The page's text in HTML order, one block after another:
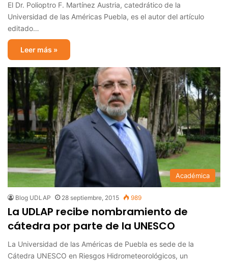
El Dr. Polioptro F. Martínez Austria, catedrático de la
Universidad de las Américas Puebla, es el autor del artículo
editado…
Leer más »
Académica
Blog UDLAP 28 septiembre, 2015 989
La UDLAP recibe nombramiento de
cátedra por parte de la UNESCO
La Universidad de las Américas de Puebla es sede de la
Cátedra UNESCO en Riesgos Hidrometeorológicos, un